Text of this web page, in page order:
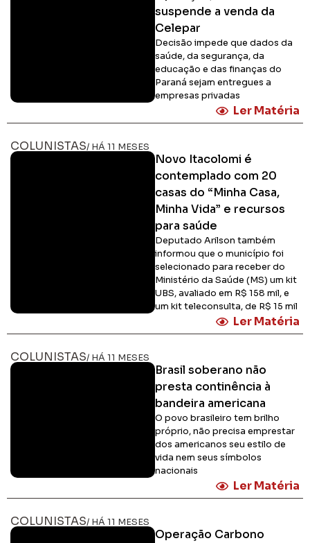
suspende a venda da
Celepar
Decisão impede que dados da
saúde, da segurança, da
educação e das finanças do
Paraná sejam entregues a
empresas privadas
Ler Matéria
COLUNISTAS/ HÁ 11 MESES
Novo Itacolomi é
contemplado com 20
casas do “Minha Casa,
Minha Vida” e recursos
para saúde
Deputado Arilson também
informou que o município foi
selecionado para receber do
Ministério da Saúde (MS) um kit
UBS, avaliado em R$ 158 mil, e
um kit teleconsulta, de R$ 15 mil
Ler Matéria
COLUNISTAS/ HÁ 11 MESES
Brasil soberano não
presta continência à
bandeira americana
O povo brasileiro tem brilho
próprio, não precisa emprestar
dos americanos seu estilo de
vida nem seus símbolos
nacionais
Ler Matéria
COLUNISTAS/ HÁ 11 MESES
Operação Carbono